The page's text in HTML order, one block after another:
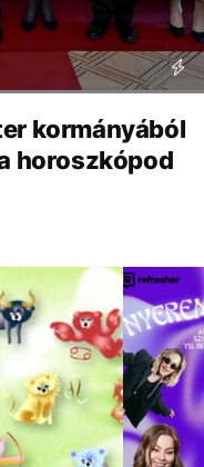
kormányából
horoszkópod